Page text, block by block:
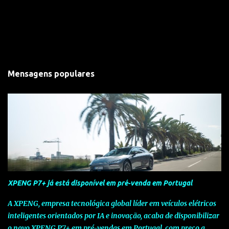
Mensagens populares
XPENG P7+ já está disponível em pré-venda em Portugal
A XPENG, empresa tecnológica global líder em veículos elétricos
inteligentes orientados por IA e inovação, acaba de disponibilizar